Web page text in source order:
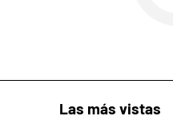
Las más vistas